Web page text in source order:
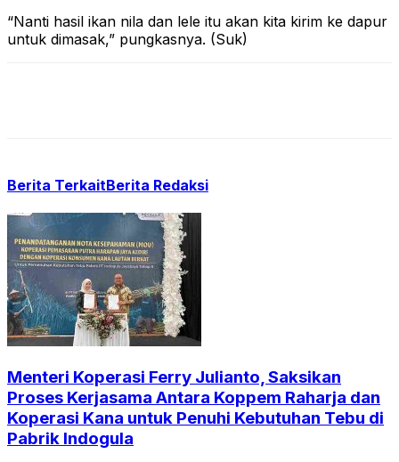
“Nanti hasil ikan nila dan lele itu akan kita kirim ke dapur
untuk dimasak,” pungkasnya. (Suk)
Berita TerkaitBerita Redaksi
Menteri Koperasi Ferry Julianto, Saksikan
Proses Kerjasama Antara Koppem Raharja dan
Koperasi Kana untuk Penuhi Kebutuhan Tebu di
Pabrik Indogula